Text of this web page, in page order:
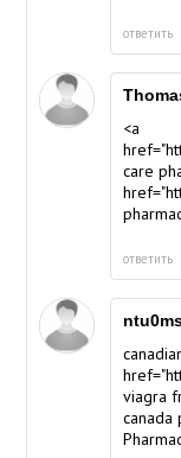
ответить
<a
care
ответить
viagra
canada